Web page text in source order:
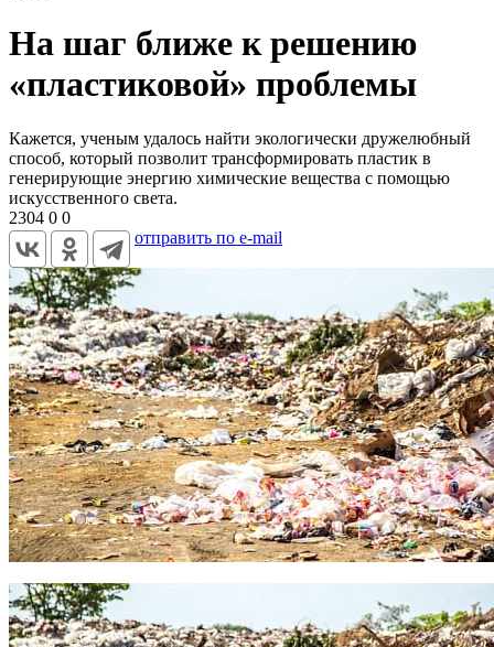
На шаг ближе к решению
«пластиковой» проблемы
Кажется, ученым удалось найти экологически дружелюбный
способ, который позволит трансформировать пластик в
генерирующие энергию химические вещества с помощью
искусственного света.
2304 0 0
отправить по e-mail